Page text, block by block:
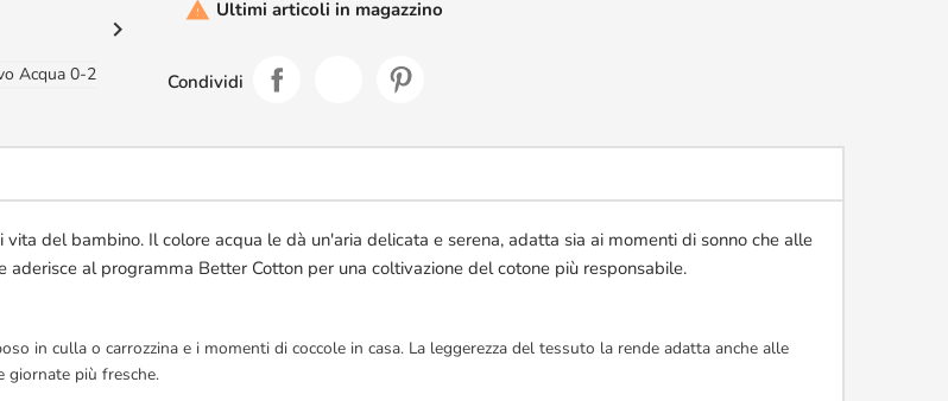

 Ultimi articoli in magazzino
Condividi
del bambino. Il colore acqua le dà un'aria delicata e serena, adatta sia ai momenti di sonno che alle
al programma Better Cotton per una coltivazione del cotone più responsabile.
in culla o carrozzina e i momenti di coccole in casa. La leggerezza del tessuto la rende adatta anche alle
più fresche.